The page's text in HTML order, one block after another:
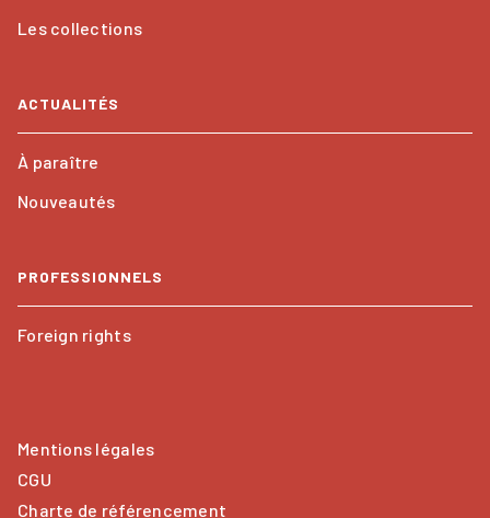
Les collections
ACTUALITÉS
À paraître
Nouveautés
PROFESSIONNELS
Foreign rights
Mentions légales
CGU
Charte de référencement